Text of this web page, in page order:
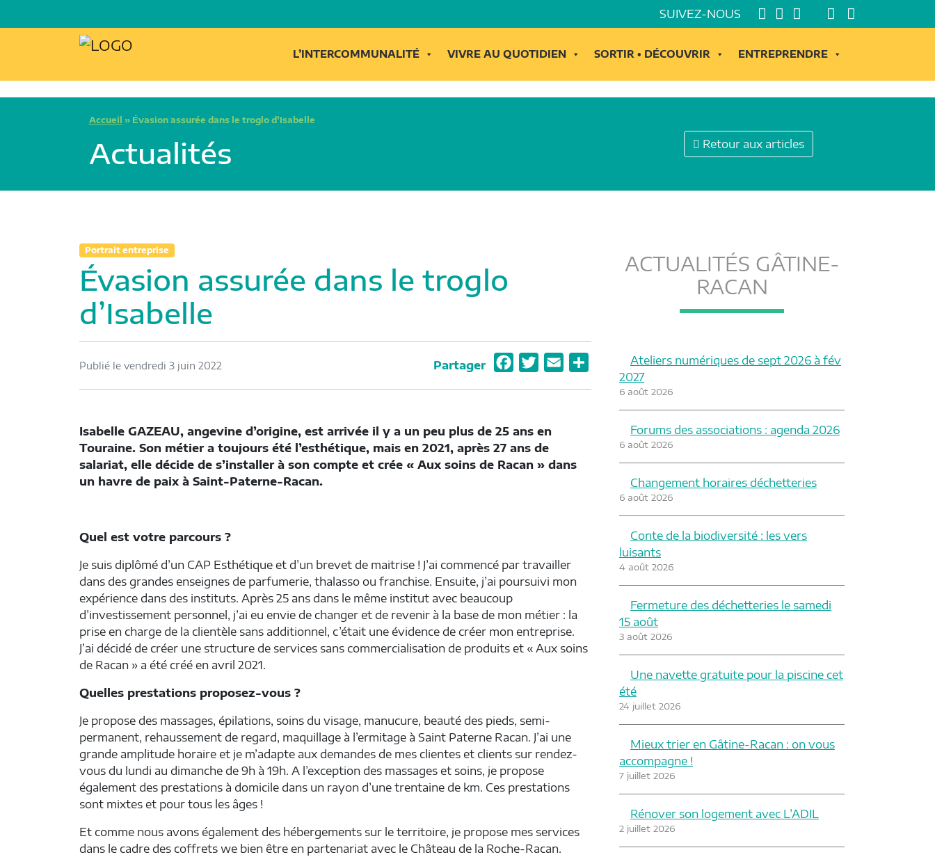
SUIVEZ-NOUS
L’INTERCOMMUNALITÉ VIVRE AU QUOTIDIEN SORTIR • DÉCOUVRIR ENTREPRENDRE
Accueil » Évasion assurée dans le troglo d’Isabelle
Actualités Retour aux articles
Portrait entreprise
Évasion assurée dans le troglo
d’Isabelle
Publié le vendredi 3 juin 2022 Partager
o
t
e
Isabelle GAZEAU, angevine d’origine, est arrivée il y a un peu plus de 25 ans en
Touraine. Son métier a toujours été l’esthétique, mais en 2021, après 27 ans de
salariat, elle décide de s’installer à son compte et crée « Aux soins de Racan » dans
un havre de paix à Saint-Paterne-Racan.
Quel est votre parcours ?
Je suis diplômé d’un CAP Esthétique et d’un brevet de maitrise ! J’ai commencé par travailler
dans des grandes enseignes de parfumerie, thalasso ou franchise. Ensuite, j’ai poursuivi mon
expérience dans des instituts. Après 25 ans dans le même institut avec beaucoup
d’investissement personnel, j’ai eu envie de changer et de revenir à la base de mon métier : la
prise en charge de la clientèle sans additionnel, c’était une évidence de créer mon entreprise.
J’ai décidé de créer une structure de services sans commercialisation de produits et « Aux soins
de Racan » a été créé en avril 2021.
Quelles prestations proposez-vous ?
Je propose des massages, épilations, soins du visage, manucure, beauté des pieds, semi-
permanent, rehaussement de regard, maquillage à l’ermitage à Saint Paterne Racan. J’ai une
grande amplitude horaire et je m’adapte aux demandes de mes clientes et clients sur rendez-
vous du lundi au dimanche de 9h à 19h. A l’exception des massages et soins, je propose
également des prestations à domicile dans un rayon d’une trentaine de km. Ces prestations
sont mixtes et pour tous les âges !
Et comme nous avons également des hébergements sur le territoire, je propose mes services
dans le cadre des coffrets we bien être en partenariat avec le Château de la Roche-Racan.
ACTUALITÉS GÂTINE-
RACAN
Ateliers numériques de sept 2026 à fév
2027
6 août 2026
Forums des associations : agenda 2026
6 août 2026
Changement horaires déchetteries
6 août 2026
Conte de la biodiversité : les vers
luisants
4 août 2026
Fermeture des déchetteries le samedi
15 août
3 août 2026
Une navette gratuite pour la piscine cet
été
24 juillet 2026
Mieux trier en Gâtine-Racan : on vous
accompagne !
7 juillet 2026
Rénover son logement avec L’ADIL
2 juillet 2026